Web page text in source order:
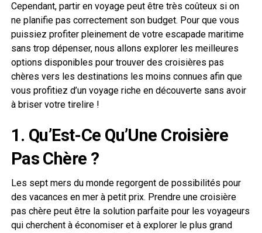
Cependant, partir en voyage peut être très coûteux si on
ne planifie pas correctement son budget. Pour que vous
puissiez profiter pleinement de votre escapade maritime
sans trop dépenser, nous allons explorer les meilleures
options disponibles pour trouver des croisières pas
chères vers les destinations les moins connues afin que
vous profitiez d’un voyage riche en découverte sans avoir
à briser votre tirelire !
1. Qu’Est-Ce Qu’Une Croisière
Pas Chère ?
Les sept mers du monde regorgent de possibilités pour
des vacances en mer à petit prix. Prendre une croisière
pas chère peut être la solution parfaite pour les voyageurs
qui cherchent à économiser et à explorer le plus grand